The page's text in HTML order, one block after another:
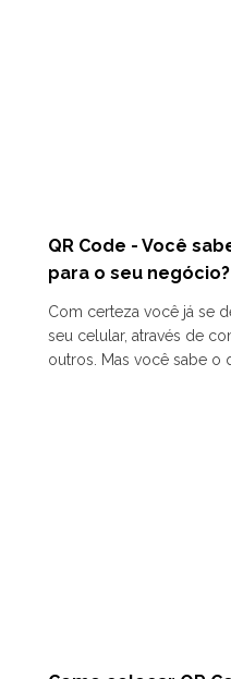
QR Code - Você
para o seu negócio?
Com certeza você já se
seu celular, através de
outros. Mas você sabe o